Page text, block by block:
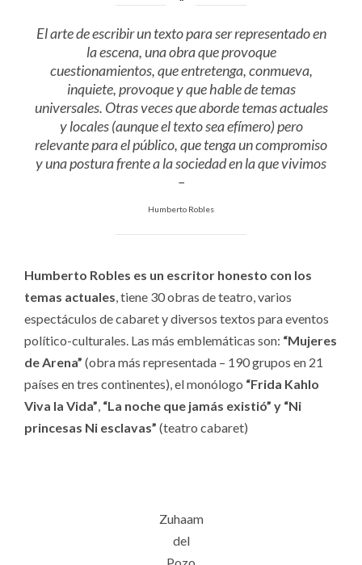
El arte de escribir un texto para ser representado en
la escena, una obra que provoque
cuestionamientos, que entretenga, conmueva,
inquiete, provoque y que hable de temas
universales. Otras veces que aborde temas actuales
y locales (aunque el texto sea efímero) pero
relevante para el público, que tenga un compromiso
y una postura frente a la sociedad en la que vivimos
–
Humberto Robles
Humberto Robles es un escritor honesto con los
temas actuales, tiene 30 obras de teatro, varios
espectáculos de cabaret y diversos textos para eventos
político-culturales. Las más emblemáticas son: “Mujeres
de Arena” (obra más representada – 190 grupos en 21
países en tres continentes), el monólogo “Frida Kahlo
Viva la Vida”, “La noche que jamás existió” y “Ni
princesas Ni esclavas” (teatro cabaret)
Zuhaam
del